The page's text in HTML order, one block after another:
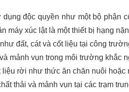
độc quyền như một bộ phận
máy xúc lật là một thiết bị hạng
đất, cát và cốt liệu tại công
mảnh vụn trong môi trường khắc
liệu rời như thức ăn chăn nuôi hoặc
thải và mảnh vụn tại các trạm